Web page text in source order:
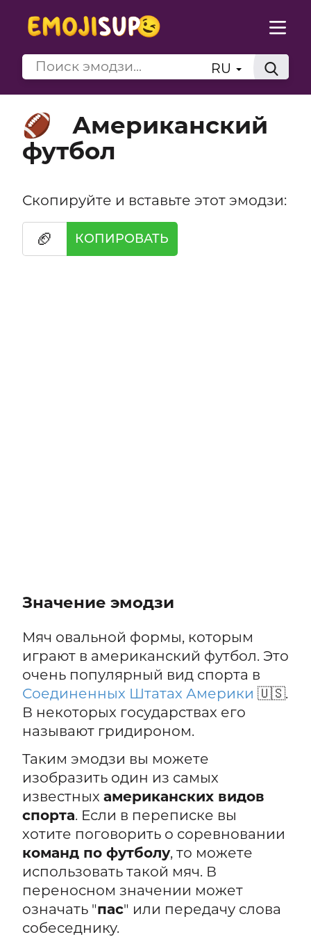
RU
🏈
Американский
футбол
Скопируйте и вставьте этот эмодзи:
🏈 КОПИРОВАТЬ
Значение эмодзи
Мяч овальной формы, которым
играют в американский футбол. Это
очень популярный вид спорта в
Соединенных Штатах Америки 🇺🇸.
В некоторых государствах его
называют гридироном.
Таким эмодзи вы можете
изобразить один из самых
известных американских видов
спорта. Если в переписке вы
хотите поговорить о соревновании
команд по футболу, то можете
использовать такой мяч. В
переносном значении может
означать "пас" или передачу слова
собеседнику.